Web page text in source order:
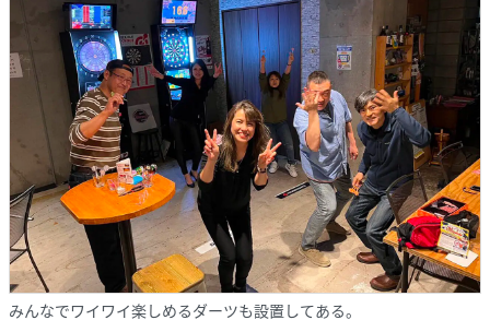
みんなでワイワイ楽しめるダーツも設置してある。